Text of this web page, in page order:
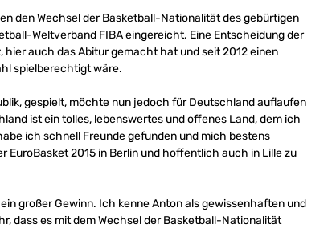
den Wechsel der Basketball-Nationalität des gebürtigen
Weltverband FIBA eingereicht. Eine Entscheidung der
auch das Abitur gemacht hat und seit 2012 einen
spielberechtigt wäre.
gespielt, möchte nun jedoch für Deutschland auflaufen
ist ein tolles, lebenswertes und offenes Land, dem ich
ich schnell Freunde gefunden und mich bestens
EuroBasket 2015 in Berlin und hoffentlich auch in Lille zu
großer Gewinn. Ich kenne Anton als gewissenhaften und
dass es mit dem Wechsel der Basketball-Nationalität